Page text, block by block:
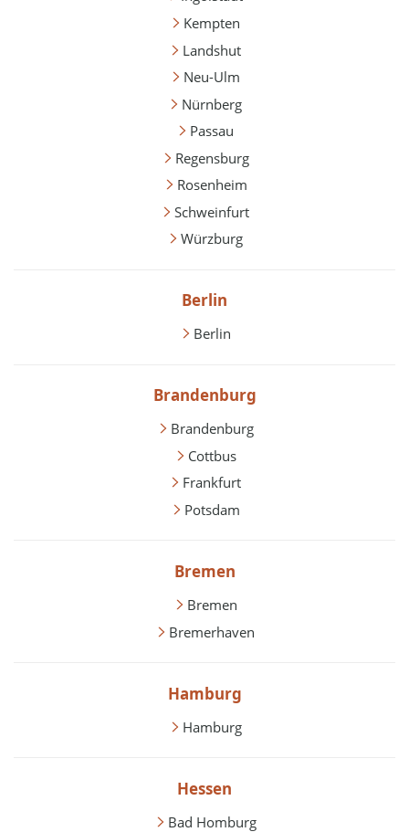
Kempten
Landshut
Neu-Ulm
Nürnberg
Passau
Regensburg
Rosenheim
Schweinfurt
Würzburg
Berlin
Berlin
Brandenburg
Brandenburg
Cottbus
Frankfurt
Potsdam
Bremen
Bremen
Bremerhaven
Hamburg
Hamburg
Hessen
Bad Homburg